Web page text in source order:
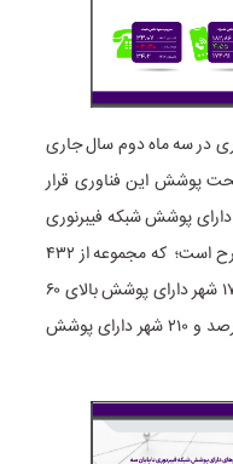
در سه ماه دوم سال جاری
هزار و ۵۶۵ خانوار تحت پوشش این فناوری قرار
دارای پوشش شبکه فیبرنوری
تا پایان سه ماه دوم سال ۱۴۰۳ به این شرح است؛ که مجموعه از ۴۳۲
شهر دارای پوشش فیبرنوری به تفکیک ۱۷۰ شهر دارای پوشش بالای ۶۰
درصد، ۵۲ شهر دارای پوشش ۳۰ تا ۶۰ درصد و ۲۱۰ شهر دارای پوشش